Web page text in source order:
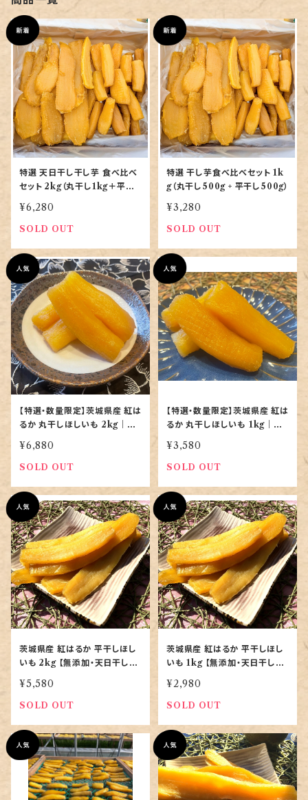
特選 天日干し干し芋 食べ比べ
セット 2kg（丸干し1kg＋平干
し1kg）
¥6,280
SOLD OUT
特選 干し芋食べ比べセット 1k
g（丸干し500g + 平干し500g）
¥3,280
SOLD OUT
【特選・数量限定】茨城県産 紅は
るか 丸干しほしいも 2kg｜無
添加・天日干し｜当店最高峰
¥6,880
SOLD OUT
【特選・数量限定】茨城県産 紅は
るか 丸干しほしいも 1kg｜無
添加・天日干し｜まずはこの一
箱
¥3,580
SOLD OUT
茨城県産 紅はるか 平干しほし
いも 2kg 【無添加・天日干し・
特選品｜農家直送】
¥5,580
SOLD OUT
茨城県産 紅はるか 平干しほし
いも 1kg 【無添加・天日干し・
¥2,980
SOLD OUT